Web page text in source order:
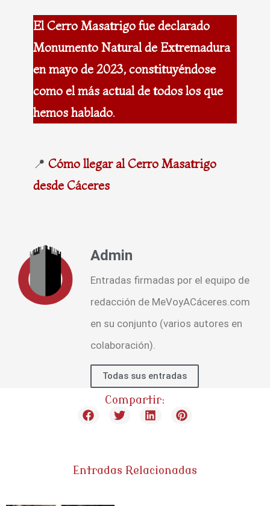
El Cerro Masatrigo fue declarado
Monumento Natural de Extremadura
en mayo de 2023, constituyéndose
como el más actual de todos los que
hemos hablado.
📍 Cómo llegar al Cerro Masatrigo
desde Cáceres
Admin
Entradas firmadas por el equipo de
redacción de MeVoyACáceres.com
en su conjunto (varios autores en
colaboración).
Todas sus entradas
Compartir:
Entradas Relacionadas